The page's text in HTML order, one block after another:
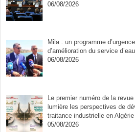
06/08/2026
Mila : un programme
d’amélioration du service
06/08/2026
Le premier numéro de la
lumière les perspectives de
traitance industrielle en Algérie
05/08/2026